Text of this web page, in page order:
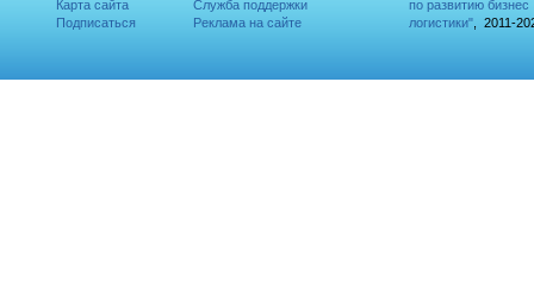
Карта сайта
Подписаться
Служба поддержки
Реклама на сайте
по развитию бизнес
логистики", 2011-